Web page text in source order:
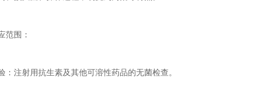
范围：
射用抗生素及其他可溶性药品的无菌检查。